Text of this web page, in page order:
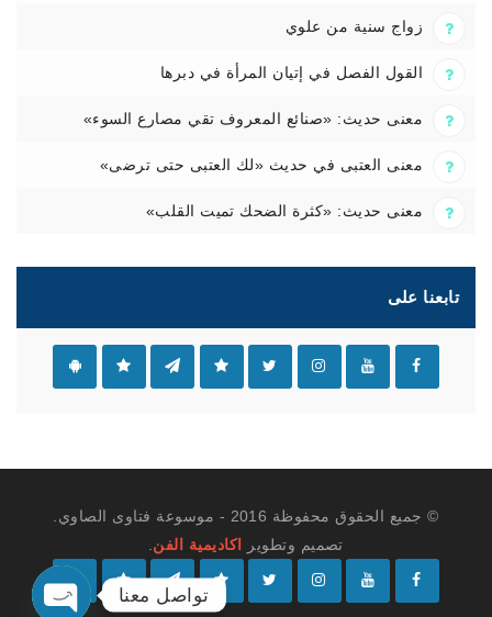
زواج سنية من علوي
القول الفصل في إتيان المرأة في دبرها
معنى حديث: «صنائع المعروف تقي مصارع السوء»
معنى العتبى في حديث «لك العتبى حتى ترضى»
معنى حديث: «كثرة الضحك تميت القلب»
تابعنا على
© جميع الحقوق محفوظة 2016 - موسوعة فتاوى الصاوي.
تصميم وتطوير
اكاديمية الفن
تواصل معنا